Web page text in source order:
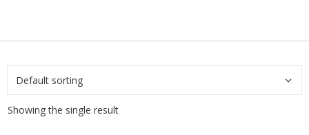
Showing the single result